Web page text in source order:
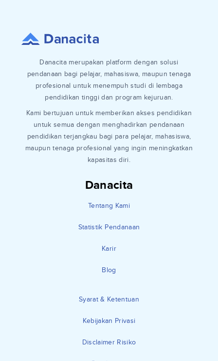
Danacita
Tentang Kami
Statistik Pendanaan
Karir
Blog
Syarat & Ketentuan
Kebijakan Privasi
Disclaimer Risiko
Danacita merupakan platform dengan solusi
pendanaan bagi pelajar, mahasiswa, maupun tenaga
profesional untuk menempuh studi di lembaga
pendidikan tinggi dan program kejuruan.
Kami bertujuan untuk memberikan akses pendidikan
untuk semua dengan menghadirkan pendanaan
pendidikan terjangkau bagi para pelajar, mahasiswa,
maupun tenaga profesional yang ingin meningkatkan
kapasitas diri.